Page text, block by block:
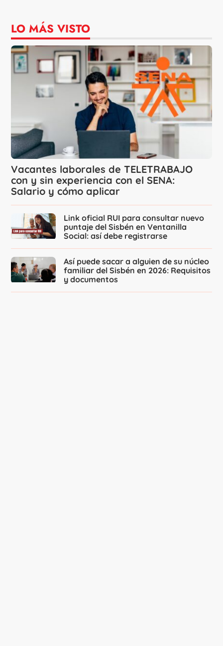
LO MÁS VISTO
Vacantes laborales de TELETRABAJO
con y sin experiencia con el SENA:
Salario y cómo aplicar
Link oficial RUI para consultar nuevo
puntaje del Sisbén en Ventanilla
Social: así debe registrarse
Así puede sacar a alguien de su núcleo
familiar del Sisbén en 2026: Requisitos
y documentos